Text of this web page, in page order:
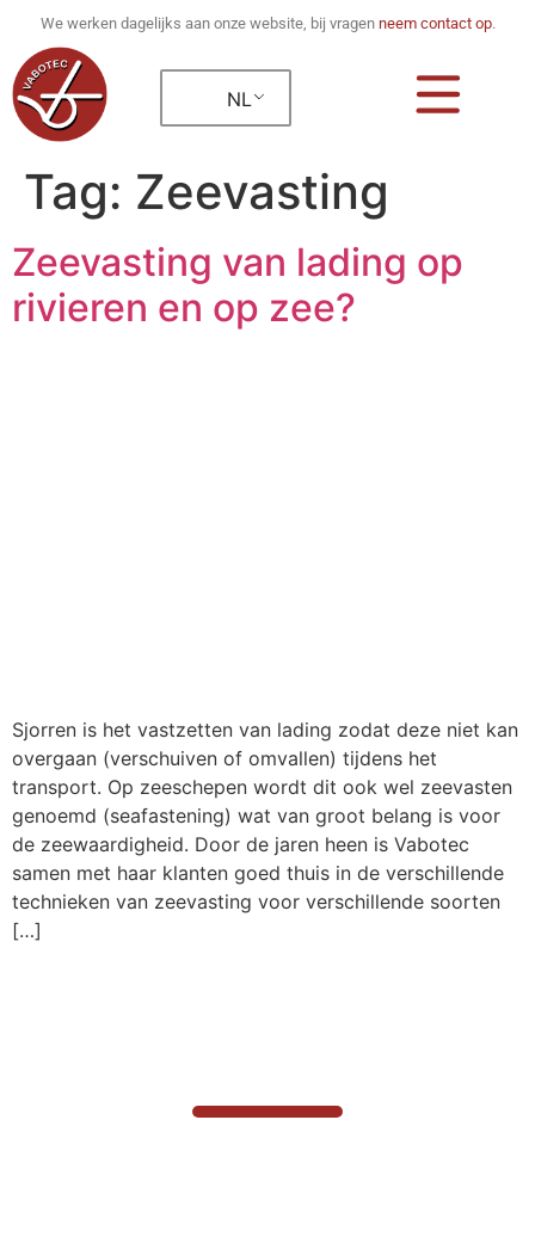
We werken dagelijks aan onze website, bij vragen neem contact op.
NL
Tag: Zeevasting
Zeevasting van lading op
rivieren en op zee?
Sjorren is het vastzetten van lading zodat deze niet kan
overgaan (verschuiven of omvallen) tijdens het
transport. Op zeeschepen wordt dit ook wel zeevasten
genoemd (seafastening) wat van groot belang is voor
de zeewaardigheid. Door de jaren heen is Vabotec
samen met haar klanten goed thuis in de verschillende
technieken van zeevasting voor verschillende soorten
[…]